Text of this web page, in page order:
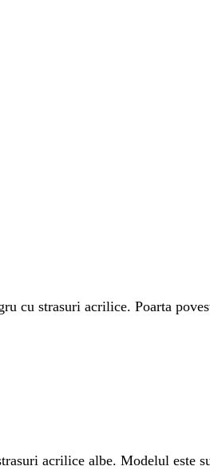
cu strasuri acrilice. Poarta
acrilice albe. Modelul este